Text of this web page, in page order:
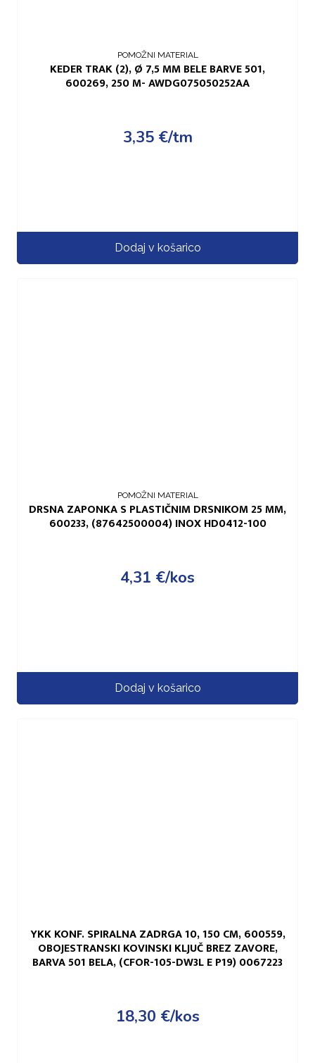
POMOŽNI MATERIAL
KEDER TRAK (2), Ø 7,5 MM BELE BARVE 501,
600269, 250 M- AWDG075050252AA
3,35 €/tm
Dodaj v košarico
POMOŽNI MATERIAL
DRSNA ZAPONKA S PLASTIČNIM DRSNIKOM 25 MM,
600233, (87642500004) INOX HD0412-100
4,31 €/kos
Dodaj v košarico
YKK KONF. SPIRALNA ZADRGA 10, 150 CM, 600559,
OBOJESTRANSKI KOVINSKI KLJUČ BREZ ZAVORE,
BARVA 501 BELA, (CFOR-105-DW3L E P19) 0067223
18,30 €/kos